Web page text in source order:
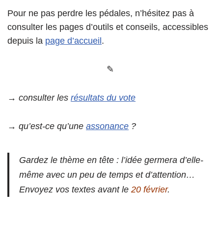
Pour ne pas perdre les pédales, n’hésitez pas à
consulter les pages d’outils et conseils, accessibles
depuis la page d’accueil.
✎
→ consulter les résultats du vote
→ qu’est-ce qu’une assonance ?
Gardez le thème en tête : l’idée germera d’elle-
même avec un peu de temps et d’attention…
Envoyez vos textes avant le 20 février.